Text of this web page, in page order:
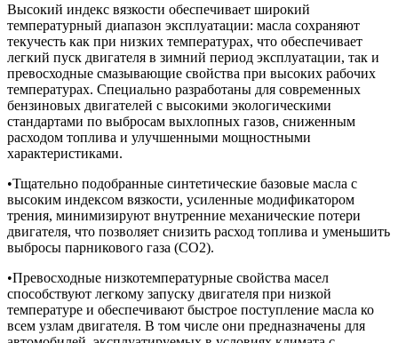
Высокий индекс вязкости обеспечивает широкий
температурный диапазон эксплуатации: масла сохраняют
текучесть как при низких температурах, что обеспечивает
легкий пуск двигателя в зимний период эксплуатации, так и
превосходные смазывающие свойства при высоких рабочих
температурах. Специально разработаны для современных
бензиновых двигателей с высокими экологическими
стандартами по выбросам выхлопных газов, сниженным
расходом топлива и улучшенными мощностными
характеристиками.
•Тщательно подобранные синтетические базовые масла с
высоким индексом вязкости, усиленные модификатором
трения, минимизируют внутренние механические потери
двигателя, что позволяет снизить расход топлива и уменьшить
выбросы парникового газа (CO2).
•Превосходные низкотемпературные свойства масел
способствуют легкому запуску двигателя при низкой
температуре и обеспечивают быстрое поступление масла ко
всем узлам двигателя. В том числе они предназначены для